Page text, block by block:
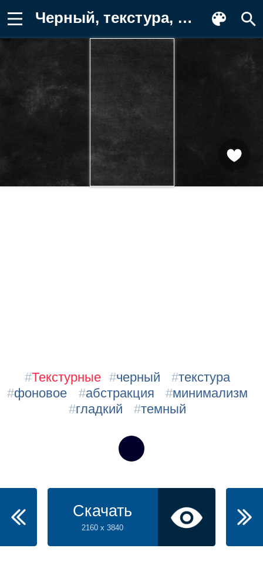
Черный, текстура, фоновое, абстракция Картинка для телефона
#Текстурные #черный #текстура
#фоновое #абстракция #минимализм
#гладкий #темный
Скачать
2160 x 3840